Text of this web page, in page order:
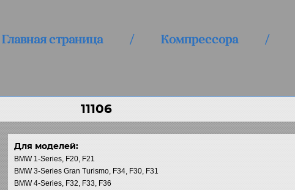
Главная страница / Компрессора /
11106
Для моделей:
BMW 1-Series, F20, F21
BMW 3-Series Gran Turismo, F34, F30, F31
BMW 4-Series, F32, F33, F36